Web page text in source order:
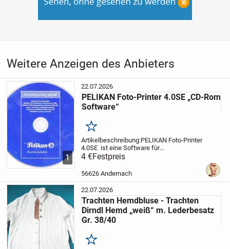
Weitere Anzeigen des Anbieters
1
22.07.2026
PELIKAN Foto-Printer 4.0SE „CD-Rom
Software“
Merken
Artikelbeschreibung:PELIKAN Foto-Printer
4.0SE ist eine Software für
Druckerzubehör
PC oder besser Mindestens 32MB, besser
64MB Hauptspeicher,
4 €Festpreis
56626 Andernach
22.07.2026
Trachten Hemdbluse - Trachten
Dirndl Hemd „weiß“ m. Lederbesatz
Gr. 38/40
Merken